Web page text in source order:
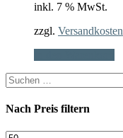
inkl. 7 % MwSt.
zzgl. Versandkosten
Search
for:
Nach Preis filtern